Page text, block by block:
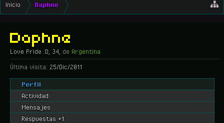
Inicio Daphne
Daphne
Love Pride :D , 34, de Argentina
Última visita: 25/Dic/2011
Perfil
Actividad
Mensajes
Respuestas +1